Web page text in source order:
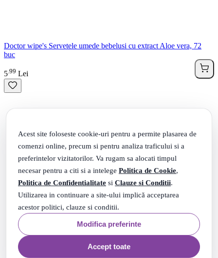
Acest site foloseste cookie-uri pentru a permite plasarea de
comenzi online, precum si pentru analiza traficului si a
preferintelor vizitatorilor. Va rugam sa alocati timpul
necesar pentru a citi si a intelege Politica de Cookie,
Politica de Confidentialitate si Clauze si Conditii.
Utilizarea in continuare a site-ului implică acceptarea
acestor politici, clauze si conditii.
Modifica preferinte
Accept toate
Doctor wipe's Servetele umede bebelusi cu extract Aloe vera, 72
buc
5 99 Lei